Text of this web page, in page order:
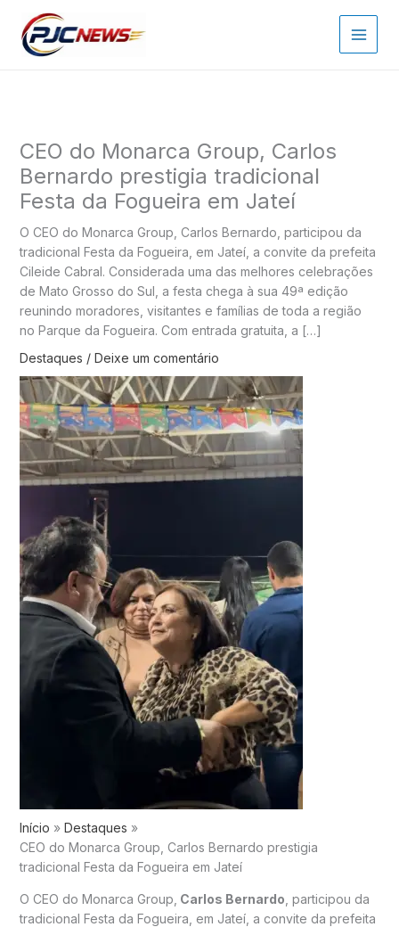
para
CEO do Monarca Group, Carlos
Bernardo prestigia tradicional
Festa da Fogueira em Jateí
O CEO do Monarca Group, Carlos Bernardo, participou da
tradicional Festa da Fogueira, em Jateí, a convite da prefeita
Cileide Cabral. Considerada uma das melhores celebrações
de Mato Grosso do Sul, a festa chega à sua 49ª edição
reunindo moradores, visitantes e famílias de toda a região
no Parque da Fogueira. Com entrada gratuita, a […]
Destaques / Deixe um comentário
Início
Destaques
CEO do Monarca Group, Carlos Bernardo prestigia
tradicional Festa da Fogueira em Jateí
O CEO do Monarca Group, Carlos Bernardo , participou da
tradicional Festa da Fogueira, em Jateí, a convite da prefeita